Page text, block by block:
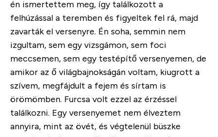
én ismertettem meg, így találkozott a
felhúzással a teremben és figyeltek fel rá, majd
zavarták el versenyre. Én soha, semmin nem
izgultam, sem egy vizsgámon, sem foci
meccsemen, sem egy testépítő versenyemen, de
amikor az ő világbajnokságán voltam, kiugrott a
szívem, megfájdult a fejem és sírtam is
örömömben. Furcsa volt ezzel az érzéssel
találkozni. Egy versenyemet nem élveztem
annyira, mint az övét, és végtelenül büszke